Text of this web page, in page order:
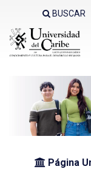
sitio
web
accesibilidad.
BUSCAR
Página